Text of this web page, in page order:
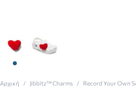
View larger image
Αρχική / Jibbitz™ Charms / Record Your Own